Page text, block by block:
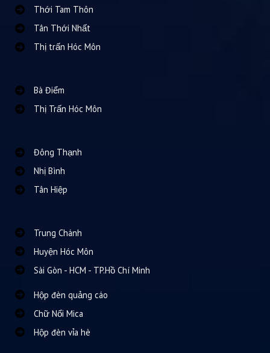
Thới Tam Thôn
Tân Thới Nhất
Thị trấn Hóc Môn
Bà Điểm
Thị Trấn Hóc Môn
Đông Thạnh
Nhị Bình
Tân Hiệp
Trung Chánh
Huyện Hóc Môn
Sài Gòn - HCM - TP.Hồ Chí Minh
Hộp đèn quảng cáo
Chữ Nổi Mica
Hộp đèn vỉa hè